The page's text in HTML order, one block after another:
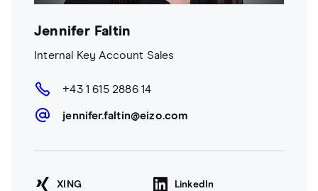
Jennifer Faltin
Internal Key Account Sales
+43 1 615 2886 14
jennifer.faltin@eizo.com
XING LinkedIn